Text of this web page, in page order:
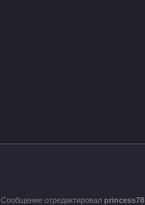
Сообщение отредактировал princess78